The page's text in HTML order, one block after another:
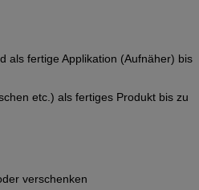
als fertige Applikation (Aufnäher) bis
etc.) als fertiges Produkt bis zu
verschenken